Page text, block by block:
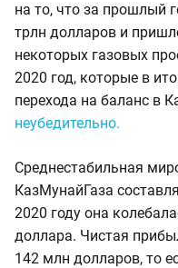
на то, что за прошлый
трлн долларов и
некоторых газовых
2020 год, которые в
перехода на баланс в
неубедительно.
Среднестабильная
КазМунайГаза
2020 году она
доллара. Чистая
142 млн долларов, то